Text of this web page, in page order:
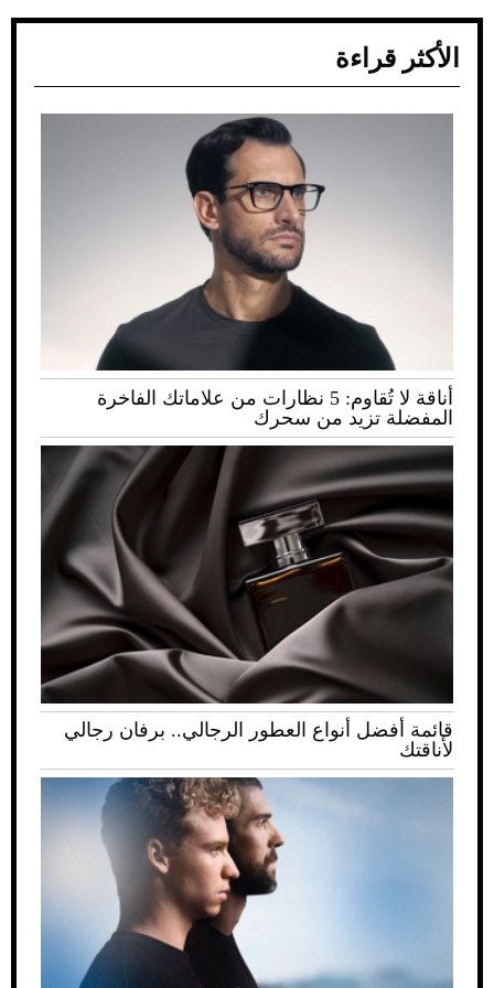
الأكثر قراءة
أناقة لا تُقاوم: 5 نظارات من علاماتك الفاخرة
المفضلة تزيد من سحرك
قائمة أفضل أنواع العطور الرجالي.. برفان رجالي
لأناقتك